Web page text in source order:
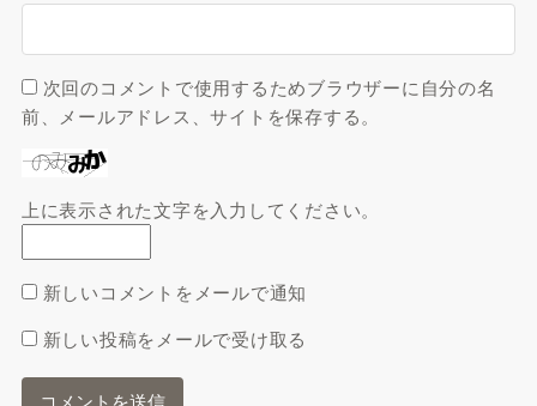
次回のコメントで使用するためブラウザーに自分の名
前、メールアドレス、サイトを保存する。
上に表示された文字を入力してください。
新しいコメントをメールで通知
新しい投稿をメールで受け取る